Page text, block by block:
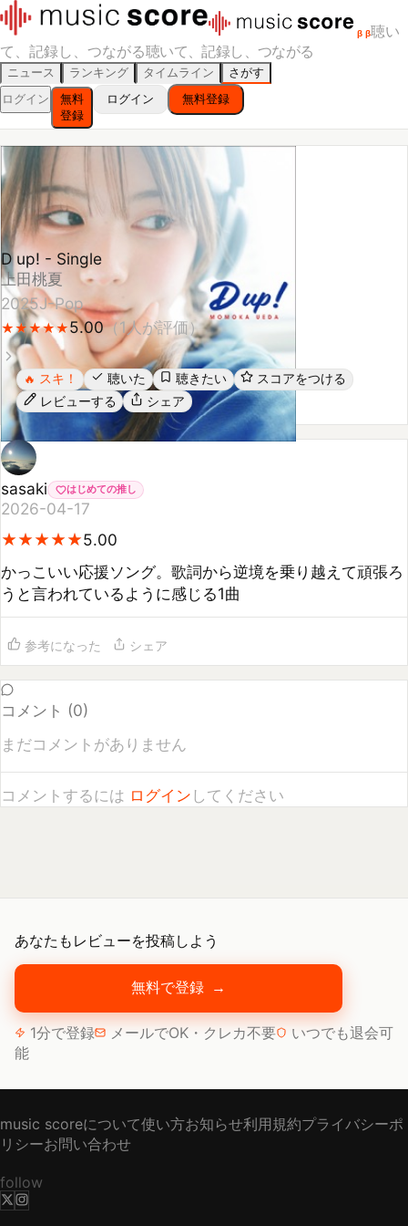
β β聴い
て、記録し、つながる聴いて、記録し、つながる
ニュース ランキング タイムライン
さがす
ログイン
無料
登録
ログイン 無料登録
D up! - Single
上田桃夏
2025J-Pop
★
★★
★★
★★
★★
★5.00（1人が評価）
🔥スキ！ 聴いた 聴きたい
スコアをつける
レビューする
シェア
sasaki
2026-04-17
★
★★
★★
★★
★★
★5.00
かっこいい応援ソング。歌詞から逆境を乗り越えて頑張ろ
うと言われているように感じる1曲
参考になった シェア
コメント (0
まだコメントがありません
コメントするにはログイン してください
あなたもレビューを投稿しよう
無料で登録 →
1分で登録 メールでOK・クレカ不要
いつでも退会可
能
music scoreについて使い方お知らせ利用規約プライバシーポ
リシーお問い合わせ
follow